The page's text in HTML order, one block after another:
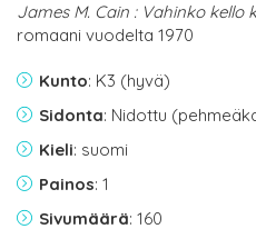
James M. Cain : Vahinko kello
romaani vuodelta 1970
Kunto: K3 (hyvä)
Sidonta: Nidottu
Kieli: suomi
Painos: 1
Sivumäärä: 160